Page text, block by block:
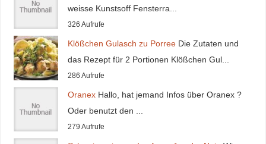
weisse Kunstsoff Fensterra...
326 Aufrufe
Klößchen Gulasch zu Porree Die Zutaten und
das Rezept für 2 Portionen Klößchen Gul...
286 Aufrufe
Oranex Hallo, hat jemand Infos über Oranex ?
Oder benutzt den ...
279 Aufrufe